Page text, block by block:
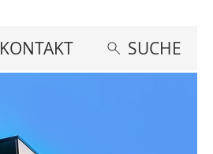
KONTAKT SUCHE